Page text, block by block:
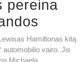
pereina
Hamiltonas kitą
automobilio vairo. Jis
Michaelą